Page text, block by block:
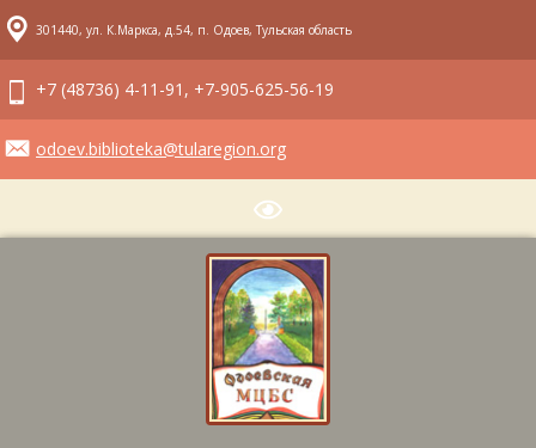
301440, ул. К.Маркса, д.54, п. Одоев, Тульская область
+7 (48736) 4-11-91, +7-905-625-56-19
odoev.biblioteka@tularegion.org